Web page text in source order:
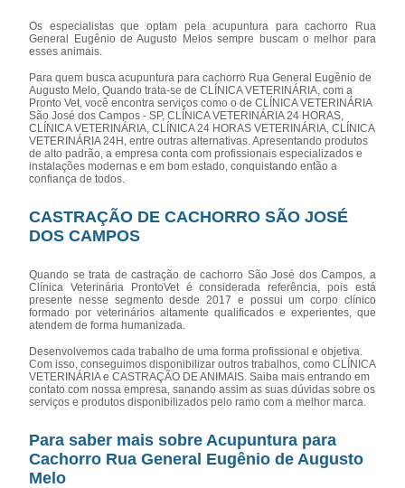
Os especialistas que optam pela acupuntura para cachorro Rua
General Eugênio de Augusto Melos sempre buscam o melhor para
esses animais.
Para quem busca acupuntura para cachorro Rua General Eugênio de
Augusto Melo, Quando trata-se de CLÍNICA VETERINÁRIA, com a
Pronto Vet, você encontra serviços como o de CLÍNICA VETERINÁRIA
São José dos Campos - SP, CLÍNICA VETERINÁRIA 24 HORAS,
CLÍNICA VETERINÁRIA, CLÍNICA 24 HORAS VETERINÁRIA, CLÍNICA
VETERINÁRIA 24H, entre outras alternativas. Apresentando produtos
de alto padrão, a empresa conta com profissionais especializados e
instalações modernas e em bom estado, conquistando então a
confiança de todos.
CASTRAÇÃO DE CACHORRO SÃO JOSÉ
DOS CAMPOS
Quando se trata de castração de cachorro São José dos Campos, a
Clínica Veterinária ProntoVet é considerada referência, pois está
presente nesse segmento desde 2017 e possui um corpo clínico
formado por veterinários altamente qualificados e experientes, que
atendem de forma humanizada.
Desenvolvemos cada trabalho de uma forma profissional e objetiva.
Com isso, conseguimos disponibilizar outros trabalhos, como CLÍNICA
VETERINÁRIA e CASTRAÇÃO DE ANIMAIS. Saiba mais entrando em
contato com nossa empresa, sanando assim as suas dúvidas sobre os
serviços e produtos disponibilizados pelo ramo com a melhor marca.
Para saber mais sobre Acupuntura para
Cachorro Rua General Eugênio de Augusto
Melo